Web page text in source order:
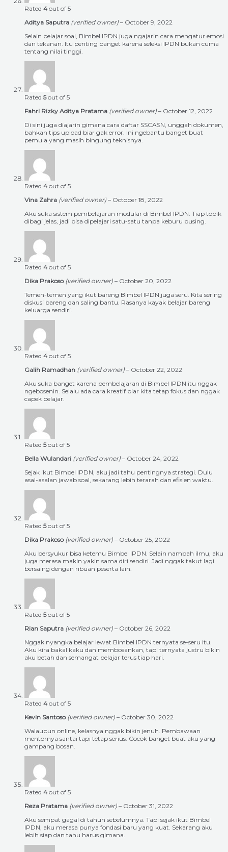
Rated 4 out of 5
Aditya Saputra (verified owner) – October 9, 2022
Selain belajar soal, Bimbel IPDN juga ngajarin cara mengatur emosi
dan tekanan. Itu penting banget karena seleksi IPDN bukan cuma
tentang nilai tinggi.
Rated 5out of 5
Fahri Rizky Aditya Pratama (verified owner) – October 12, 2022
Di sini juga diajarin gimana cara daftar SSCASN, unggah dokumen,
bahkan tips upload biar gak error. Ini ngebantu banget buat
pemula yang masih bingung teknisnya.
Rated 4 out of 5
Vina Zahra (verified owner) – October 18, 2022
Aku suka sistem pembelajaran modular di Bimbel IPDN. Tiap topik
dibagi jelas, jadi bisa dipelajari satu-satu tanpa keburu pusing.
Rated 4 out of 5
Dika Prakoso (verified owner) – October 20, 2022
Temen-temen yang ikut bareng Bimbel IPDN juga seru. Kita sering
diskusi bareng dan saling bantu. Rasanya kayak belajar bareng
keluarga sendiri.
Rated 4 out of 5
Galih Ramadhan (verified owner) – October 22, 2022
Aku suka banget karena pembelajaran di Bimbel IPDN itu nggak
ngebosenin. Selalu ada cara kreatif biar kita tetap fokus dan nggak
capek belajar.
Rated 5out of 5
Bella Wulandari (verified owner) – October 24, 2022
Sejak ikut Bimbel IPDN, aku jadi tahu pentingnya strategi. Dulu
asal-asalan jawab soal, sekarang lebih terarah dan efisien waktu.
Rated 5out of 5
Dika Prakoso (verified owner) – October 25, 2022
Aku bersyukur bisa ketemu Bimbel IPDN. Selain nambah ilmu, aku
juga merasa makin yakin sama diri sendiri. Jadi nggak takut lagi
bersaing dengan ribuan peserta lain.
Rated 5out of 5
Rian Saputra (verified owner) – October 26, 2022
Nggak nyangka belajar lewat Bimbel IPDN ternyata se-seru itu.
Aku kira bakal kaku dan membosankan, tapi ternyata justru bikin
aku betah dan semangat belajar terus tiap hari.
Rated 4 out of 5
Kevin Santoso (verified owner) – October 30, 2022
Walaupun online, kelasnya nggak bikin jenuh. Pembawaan
mentornya santai tapi tetap serius. Cocok banget buat aku yang
gampang bosan.
Rated 4 out of 5
Reza Pratama (verified owner) – October 31, 2022
Aku sempat gagal di tahun sebelumnya. Tapi sejak ikut Bimbel
IPDN, aku merasa punya fondasi baru yang kuat. Sekarang aku
lebih siap dan tahu harus gimana.